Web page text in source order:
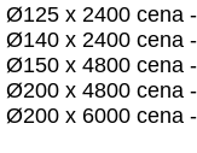
Ø125 x 2400 cena
Ø140 x 2400 cena
Ø150 x 4800 cena
Ø200 x 4800 cena
Ø200 x 6000 cena